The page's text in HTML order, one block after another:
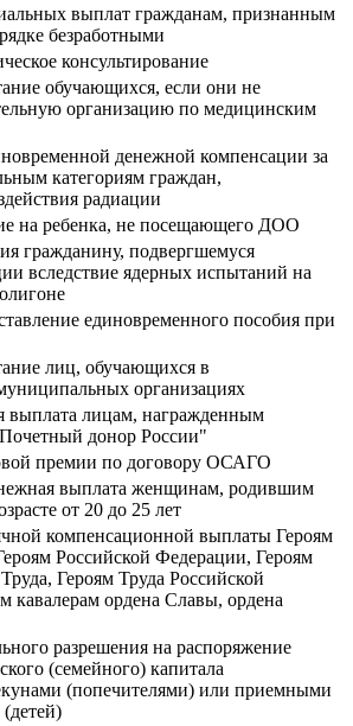
выплат гражданам, признанным
безработными
консультирование
обучающихся, если они не
организацию по медицинским
денежной компенсации за
категориям граждан,
радиации
на ребенка, не посещающего ДОО
гражданину, подвергшемуся
вследствие ядерных испытаний на
единовременного пособия при
лиц, обучающихся в
организациях
выплата лицам, награжденным
донор России"
премии по договору ОСАГО
выплата женщинам, родившим
от 20 до 25 лет
компенсационной выплаты Героям
Российской Федерации, Героям
Героям Труда Российской
ордена Славы, ордена
разрешения на распоряжение
(семейного) капитала
(попечителями) или приемными